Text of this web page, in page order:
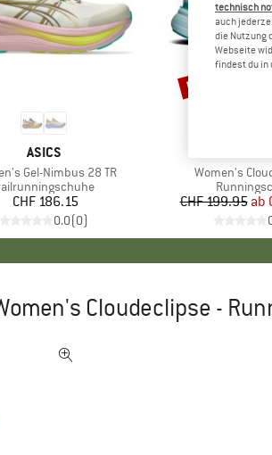
MARKE
ASICS
Gel-Nimbus 28 TR
Preis
CHF 186.15
0.0(0)
Artikel
Women's
CHF 199.95 ab
Rabatt
bis 25%
Cloudeclipse -
technisch
auch
die Nutzung
Webseite
findest du in